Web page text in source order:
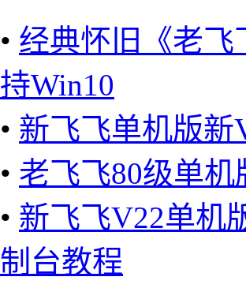
• 经典怀旧《老
持Win10
• 新飞飞单机版新
• 老飞飞80级单
• 新飞飞V22单机
制台教程